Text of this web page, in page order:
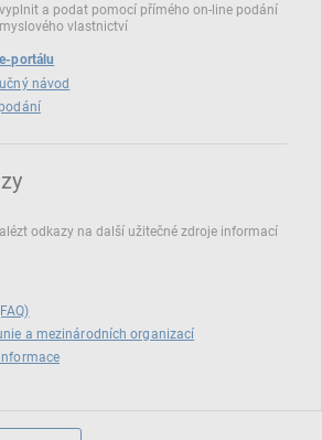
a podat pomocí přímého on‑line podání
vlastnictví
portálu
návod
odkazy na další užitečné zdroje informací
a mezinárodních organizací